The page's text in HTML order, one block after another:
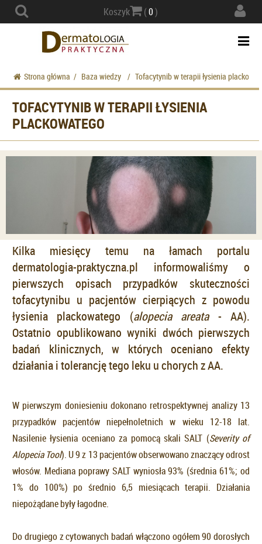
Koszyk (0)
Strona główna / Baza wiedzy / Tofacytynib w terapii łysienia
TOFACYTYNIB W TERAPII ŁYSIENIA
PLACKOWATEGO
Kilka miesięcy temu na łamach portalu
dermatologia-praktyczna.pl informowaliśmy o
pierwszych opisach przypadków skuteczności
tofacytynibu u pacjentów cierpiących z powodu
łysienia plackowatego (alopecia areata- AA).
Ostatnio opublikowano wyniki dwóch pierwszych
badań klinicznych, w których oceniano efekty
działania i tolerancję tego leku u chorych z AA.
W pierwszym doniesieniu dokonano retrospektywnej analizy 13
przypadków pacjentów niepełnoletnich w wieku 12-18 lat.
Nasilenie łysienia oceniano za pomocą skali SALT (Severity of
Alopecia Tool). U 9 z 13 pacjentów obserwowano znaczący odrost
włosów. Mediana poprawy SALT wyniosła 93% (średnia 61%; od
1% do 100%) po średnio 6,5 miesiącach terapii. Działania
niepożądane były łagodne.
Do drugiego z cytowanych badań włączono ogółem 90 dorosłych